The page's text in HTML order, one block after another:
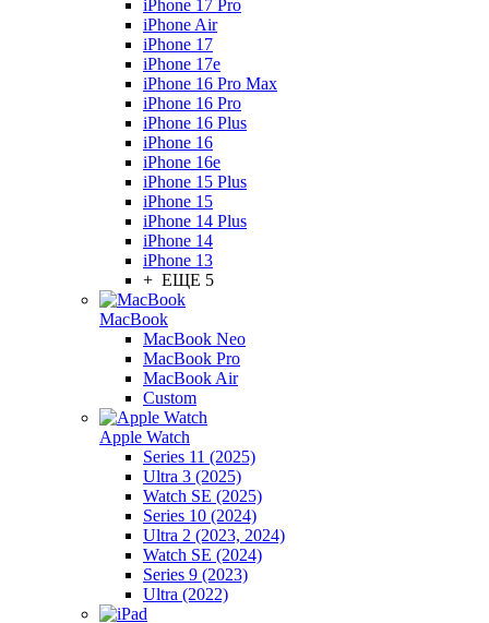
iPhone 17 Pro
iPhone Air
iPhone 17
iPhone 17e
iPhone 16 Pro Max
iPhone 16 Pro
iPhone 16 Plus
iPhone 16
iPhone 16e
iPhone 15 Plus
iPhone 15
iPhone 14 Plus
iPhone 14
iPhone 13
+ ЕЩЕ 5
MacBook
MacBook Neo
MacBook Pro
MacBook Air
Custom
Apple Watch
Series 11 (2025)
Ultra 3 (2025)
Watch SE (2025)
Series 10 (2024)
Ultra 2 (2023, 2024)
Watch SE (2024)
Series 9 (2023)
Ultra (2022)